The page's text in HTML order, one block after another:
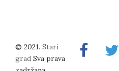
Facebook
© 2021. Stari
grad Sva prava